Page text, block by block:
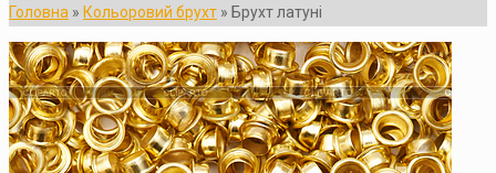
Головна » Кольоровий брухт » Брухт латуні